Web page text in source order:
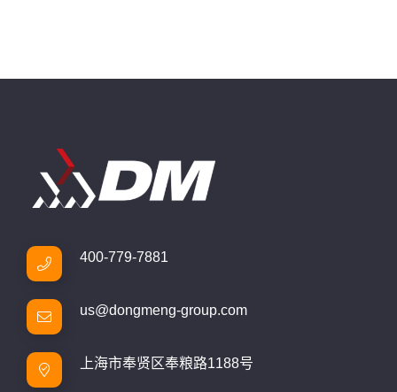
400-779-7881
us@dongmeng-group.com
上海市奉贤区奉粮路1188号